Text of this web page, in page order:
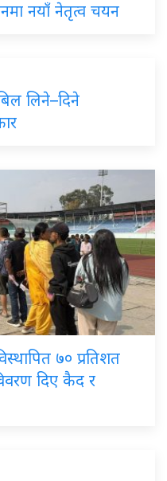
नयाँ नेतृत्व चयन
लिने–दिने
७० प्रतिशत
दिए कैद र